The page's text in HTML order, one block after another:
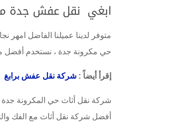
ابغي نقل عفش جدة
متوفر لدينا عميلنا الفاضل
حي مكرونة جدة ، نستخدم أفضل
إقرأ أيضاً : شركة نقل عفش برابغ
شركة نقل أثاث حي المكرونة جدة
أفضل شركة نقل أثاث مع الفك